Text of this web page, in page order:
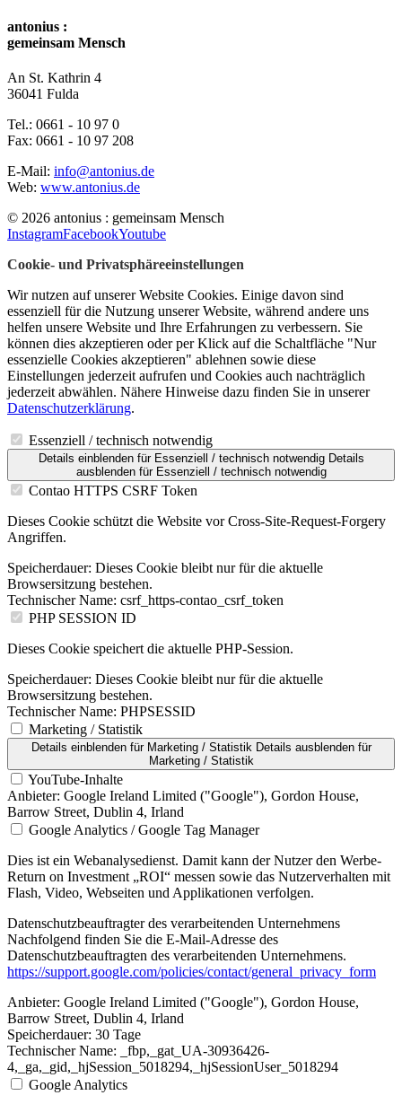
antonius :
gemeinsam Mensch
An St. Kathrin 4
36041 Fulda
Tel.: 0661 - 10 97 0
Fax: 0661 - 10 97 208
E-Mail: info@antonius.de
Web: www.antonius.de
© 2026 antonius : gemeinsam Mensch
InstagramFacebookYoutube
Cookie- und Privatsphäreeinstellungen
Wir nutzen auf unserer Website Cookies. Einige davon sind
essenziell für die Nutzung unserer Website, während andere uns
helfen unsere Website und Ihre Erfahrungen zu verbessern. Sie
können dies akzeptieren oder per Klick auf die Schaltfläche "Nur
essenzielle Cookies akzeptieren" ablehnen sowie diese
Einstellungen jederzeit aufrufen und Cookies auch nachträglich
jederzeit abwählen. Nähere Hinweise dazu finden Sie in unserer
Datenschutzerklärung.
Essenziell / technisch notwendig
Details einblendenfür Essenziell / technisch notwendig Details
ausblendenfür Essenziell / technisch notwendig
Contao HTTPS CSRF Token
Dieses Cookie schützt die Website vor Cross-Site-Request-Forgery
Angriffen.
Speicherdauer: Dieses Cookie bleibt nur für die aktuelle
Browsersitzung bestehen.
Technischer Name: csrf_https-contao_csrf_token
PHP SESSION ID
Dieses Cookie speichert die aktuelle PHP-Session.
Speicherdauer: Dieses Cookie bleibt nur für die aktuelle
Browsersitzung bestehen.
Technischer Name: PHPSESSID
Marketing / Statistik
Details einblendenfür Marketing / Statistik Details ausblendenfür
Marketing / Statistik
YouTube-Inhalte
Anbieter: Google Ireland Limited ("Google"), Gordon House,
Barrow Street, Dublin 4, Irland
Google Analytics / Google Tag Manager
Dies ist ein Webanalysedienst. Damit kann der Nutzer den Werbe-
Return on Investment „ROI“ messen sowie das Nutzerverhalten mit
Flash, Video, Webseiten und Applikationen verfolgen.
Datenschutzbeauftragter des verarbeitenden Unternehmens
Nachfolgend finden Sie die E-Mail-Adresse des
Datenschutzbeauftragten des verarbeitenden Unternehmens.
https://support.google.com/policies/contact/general_privacy_form
Anbieter: Google Ireland Limited ("Google"), Gordon House,
Barrow Street, Dublin 4, Irland
Speicherdauer: 30 Tage
Technischer Name: _fbp,_gat_UA-30936426-
4,_ga,_gid,_hjSession_5018294,_hjSessionUser_5018294
Google Analytics